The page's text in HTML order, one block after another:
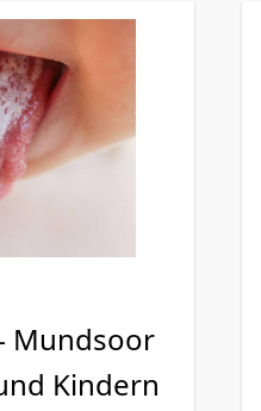
Mundsoor
Kindern